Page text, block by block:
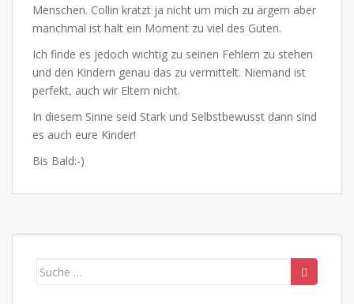
Menschen. Collin kratzt ja nicht um mich zu ärgern aber
manchmal ist halt ein Moment zu viel des Guten.
Ich finde es jedoch wichtig zu seinen Fehlern zu stehen
und den Kindern genau das zu vermittelt. Niemand ist
perfekt, auch wir Eltern nicht.
In diesem Sinne seid Stark und Selbstbewusst dann sind
es auch eure Kinder!
Bis Bald:-)
Suche